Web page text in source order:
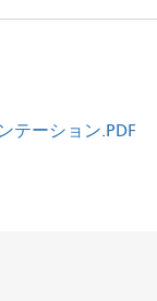
テーション.PDF